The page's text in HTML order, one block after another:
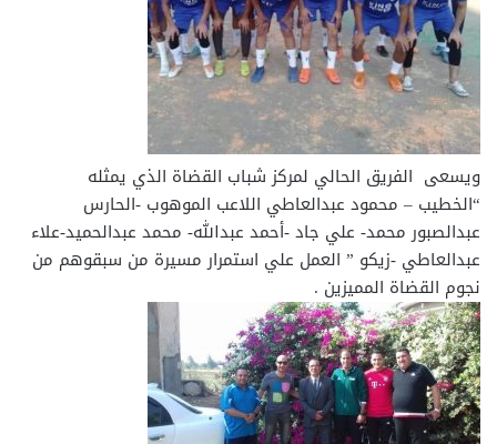
ويسعى الفريق الحالي لمركز شباب القضاة الذي يمثله
“الخطيب – محمود عبدالعاطي اللاعب الموهوب -الحارس
عبدالصبور محمد- علي جاد -أحمد عبدالله- محمد عبدالحميد-علاء
عبدالعاطي -زيكو ” العمل علي استمرار مسيرة من سبقوهم من
نجوم القضاة المميزين .